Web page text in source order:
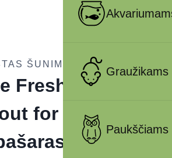
Graužikams
Paukščiams
ŠUNIMS
Fresh
for Adult
šunims